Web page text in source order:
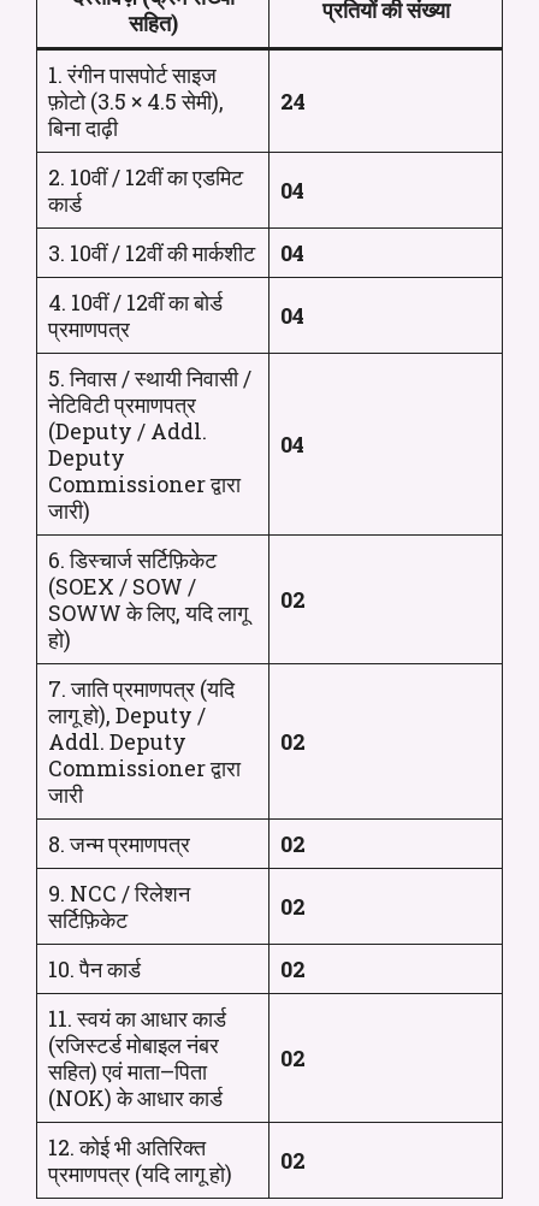
सहित)
प्रतियों की संख्या
1. रंगीन पासपोर्ट साइज
फ़ोटो (3.5 × 4.5 सेमी),
बिना दाढ़ी
24
2. 10वीं / 12वीं का एडमिट
कार्ड
04
3. 10वीं / 12वीं की मार्कशीट
04
4. 10वीं / 12वीं का बोर्ड
प्रमाणपत्र
04
5. निवास / स्थायी निवासी /
नेटिविटी प्रमाणपत्र
(Deputy / Addl.
Deputy
Commissioner द्वारा
जारी)
04
6. डिस्चार्ज सर्टिफ़िकेट
(SOEX / SOW /
SOWW के लिए, यदि लागू
हो)
02
7. जाति प्रमाणपत्र (यदि
लागू हो), Deputy /
Addl. Deputy
Commissioner द्वारा
जारी
02
8. जन्म प्रमाणपत्र
02
9. NCC / रिलेशन
सर्टिफ़िकेट
02
10. पैन कार्ड
02
11. स्वयं का आधार कार्ड
(रजिस्टर्ड मोबाइल नंबर
सहित) एवं माता–पिता
(NOK) के आधार कार्ड
02
12. कोई भी अतिरिक्त
प्रमाणपत्र (यदि लागू हो)
02